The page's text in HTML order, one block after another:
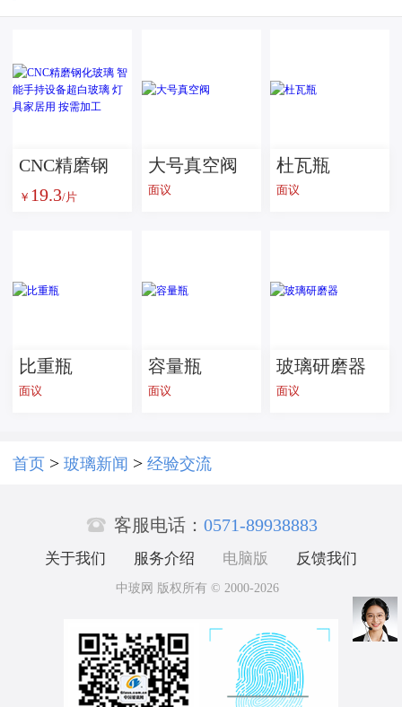
CNC精磨钢
化玻璃 智能
家居用 按需
￥ 19.3/片
大号真空阀
面议
杜瓦瓶
面议
比重瓶
面议
容量瓶
面议
玻璃研磨器
面议
首页 > 玻璃新闻 > 经验交流
 客服电话： 0571-89938883
关于我们 服务介绍 电脑版 反馈我们
中玻网 版权所有 © 2000-2026